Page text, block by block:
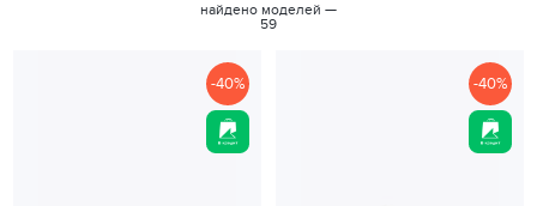
найдено моделей —
59
-40% -40%